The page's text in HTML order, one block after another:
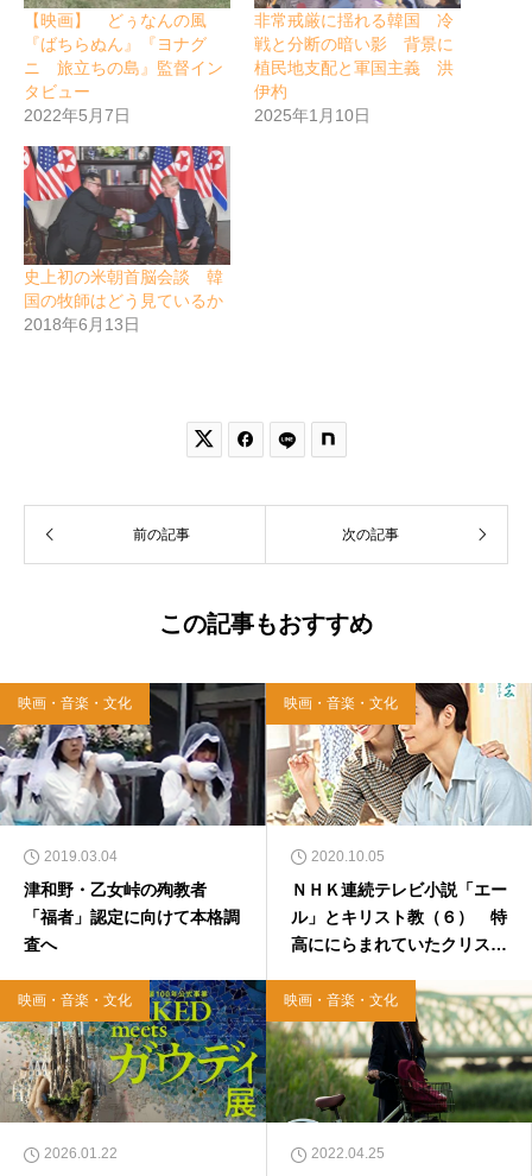
【映画】 どぅなんの風
『ばちらぬん』『ヨナグ
ニ 旅立ちの島』監督イン
タビュー
2022年5月7日
非常戒厳に揺れる韓国 冷
戦と分断の暗い影 背景に
植民地支配と軍国主義 洪
伊杓
2025年1月10日
史上初の米朝首脳会談 韓
国の牧師はどう見ているか
2018年6月13日
 
前の記事 次の記事
この記事もおすすめ
映画・音楽・文化
2019.03.04
津和野・乙女峠の殉教者
「福者」認定に向けて本格調
査へ
映画・音楽・文化
2020.10.05
ＮＨＫ連続テレビ小説「エー
ル」とキリスト教（６） 特
高ににらまれていたクリスチ
映画・音楽・文化
2026.01.22
映画・音楽・文化
2022.04.25